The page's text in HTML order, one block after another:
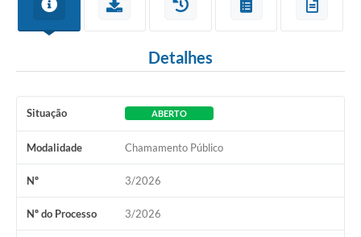
Detalhes
Situação ABERTO
Modalidade Chamamento Público
Nº 3/2026
Nº do Processo 3/2026